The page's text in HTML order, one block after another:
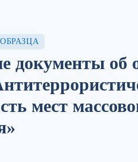
документы об
мест